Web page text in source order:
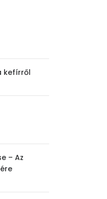
kefírről
– Az